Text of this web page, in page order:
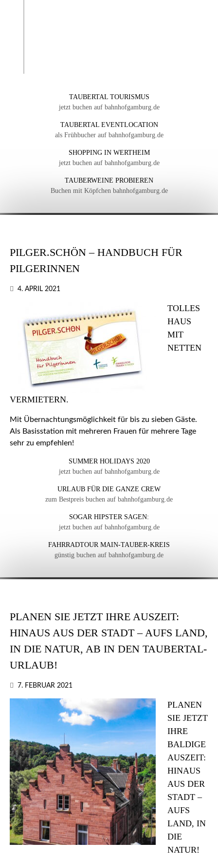
TAUBERTAL TOURISMUS
jetzt buchen auf bahnhofgamburg.de
TAUBERTAL EVENTLOCATION
als Frühbucher auf bahnhofgamburg.de
SHOPPING IN WERTHEIM
jetzt buchen auf bahnhofgamburg.de
TAUBERWEINE PROBIEREN
Buchen mit Köpfchen bahnhofgamburg.de
PILGER.SCHÖN – HANDBUCH FÜR
PILGERINNEN
4. APRIL 2021
TOLLES
HAUS
MIT
NETTEN
VERMIETERN.
Mit Übernachtungsmöglichkeit für bis zu sieben Gäste.
Als Basisstation mit mehreren Frauen für mehrere Tage
sehr zu empfehlen!
SUMMER HOLIDAYS 2020
jetzt buchen auf bahnhofgamburg.de
URLAUB FÜR DIE GANZE CREW
zum Bestpreis buchen auf bahnhofgamburg.de
SOGAR HIPSTER SAGEN:
jetzt buchen auf bahnhofgamburg.de
FAHRRADTOUR MAIN-TAUBER-KREIS
günstig buchen auf bahnhofgamburg.de
PLANEN SIE JETZT IHRE AUSZEIT:
HINAUS AUS DER STADT – AUFS LAND,
IN DIE NATUR, AB IN DEN TAUBERTAL-
URLAUB!
7. FEBRUAR 2021
PLANEN
SIE JETZT
IHRE
BALDIGE
AUSZEIT:
HINAUS
AUS DER
STADT –
AUFS
LAND, IN
DIE
NATUR!